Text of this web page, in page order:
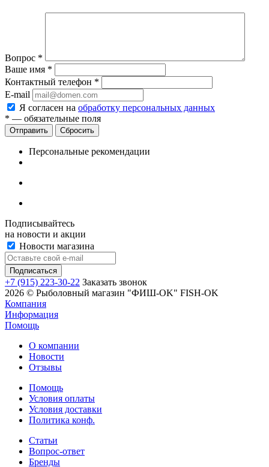
Вопрос *
Ваше имя *
Контактный телефон *
E-mail
Я согласен на обработку персональных данных
* — обязательные поля
Сбросить
Персональные рекомендации
Подписывайтесь
на новости и акции
Новости магазина
+7 (915) 223-30-22 Заказать звонок
2026 © Рыболовный магазин "ФИШ-OK" FISH-OK
Компания
Информация
Помощь
О компании
Новости
Отзывы
Помощь
Условия оплаты
Условия доставки
Политика конф.
Статьи
Вопрос-ответ
Бренды